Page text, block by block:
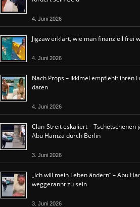
4. Juni 2026
Jigzaw erklärt, wie man finanziell frei
4. Juni 2026
Nach Props – Ikkimel empfiehlt ihren
daten
4. Juni 2026
Clan-Streit eskaliert – Tschetschenen
Abu Hamza durch Berlin
3. Juni 2026
„Ich will mein Leben ändern“ – Abu
weggerannt zu sein
3. Juni 2026